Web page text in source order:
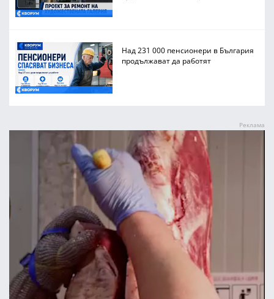
Над 231 000 пенсионери в България
продължават да работят